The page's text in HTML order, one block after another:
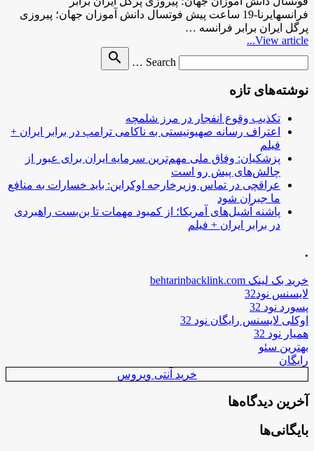
فرانسهایرنا-19 ساعت پیش فوتسال دانش آموزان جهان؛ پیروزی
پرگل ایران برابر فرانسه …
View article...
Search …
search
نوشته‌های تازه
تکذیب وقوع انفجار در مرز شلمچه
اعتراف رسانه صهیونیستی به ناکامی ترامپ در برابر ایران +
فیلم
پزشکیان: وفاق ملی مهم‌ترین سرمایه ایران برای عبور از
چالش‌های پیش رو است
عراقچی در تماس وزیرخارجه اوکراین: باید خسارات به منافع
ما جبران شود
پاشنه آشیل‌های آمریکا؛ از کمبود مهمات تا بن‌بست راهبردی
در برابر ایران + فیلم
.
خرید بک لینک behtarinbacklink.com
لایسنس نود32
پسورد نود 32
اوکلی لایسنس رایگان نود 32
همیار نود 32
بهترین سئو
رایگان
خرید آنتی ویروس
آخرین دیدگاه‌ها
بایگانی‌ها